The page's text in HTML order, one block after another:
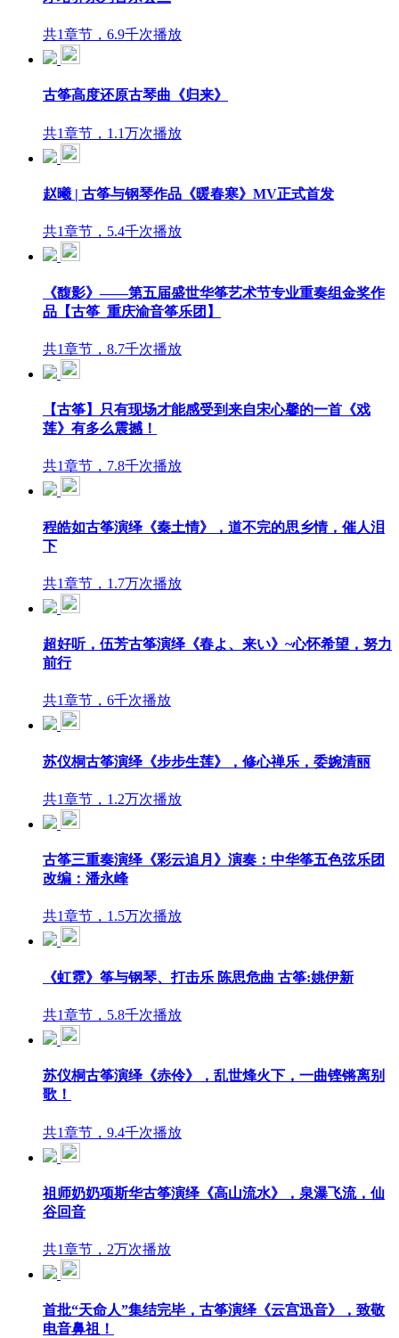
共1章节，6.9千次播放
古筝高度还原古琴曲《归来》
共1章节，1.1万次播放
赵曦 | 古筝与钢琴作品《暖春寒》MV正式首发
共1章节，5.4千次播放
《馥影》——第五届盛世华筝艺术节专业重奏组金奖作
品【古筝_重庆渝音筝乐团】
共1章节，8.7千次播放
【古筝】只有现场才能感受到来自宋心馨的一首《戏
莲》有多么震撼！
共1章节，7.8千次播放
程皓如古筝演绎《秦土情》，道不完的思乡情，催人泪
下
共1章节，1.7万次播放
超好听，伍芳古筝演绎《春よ、来い》~心怀希望，努力
前行
共1章节，6千次播放
苏仪桐古筝演绎《步步生莲》，修心禅乐，委婉清丽
共1章节，1.2万次播放
古筝三重奏演绎《彩云追月》演奏：中华筝五色弦乐团
改编：潘永峰
共1章节，1.5万次播放
《虹霓》筝与钢琴、打击乐 陈思危曲 古筝:姚伊新
共1章节，5.8千次播放
苏仪桐古筝演绎《赤伶》，乱世烽火下，一曲铿锵离别
歌！
共1章节，9.4千次播放
祖师奶奶项斯华古筝演绎《高山流水》，泉瀑飞流，仙
谷回音
共1章节，2万次播放
首批“天命人”集结完毕，古筝演绎《云宫迅音》，致敬
电音鼻祖！